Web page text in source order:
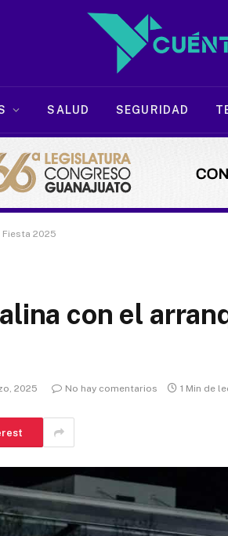
SALUD SEGURIDAD
2025
con el
2025 No hay comentarios 1 Min de